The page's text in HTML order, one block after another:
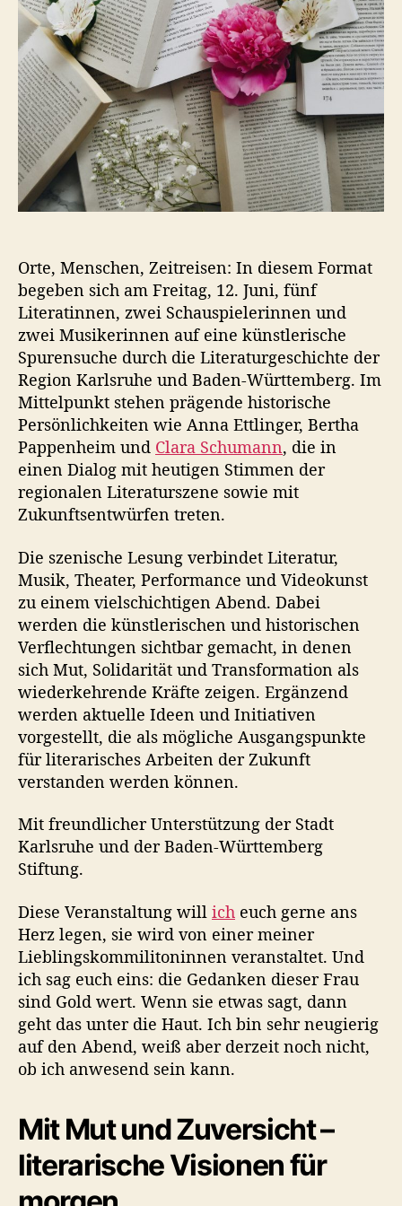
a
t
u
m
K
u
l
t
u
r
a
b
e
n
d
K
a
r
l
r
u
h
e
Orte, Menschen, Zeitreisen: In diesem Format
begeben sich am Freitag, 12. Juni, fünf
Literatinnen, zwei Schauspielerinnen und
zwei Musikerinnen auf eine künstlerische
Spurensuche durch die Literaturgeschichte der
Region Karlsruhe und Baden-Württemberg. Im
Mittelpunkt stehen prägende historische
Persönlichkeiten wie Anna Ettlinger, Bertha
Pappenheim und Clara Schumann, die in
einen Dialog mit heutigen Stimmen der
regionalen Literaturszene sowie mit
Zukunftsentwürfen treten.
Die szenische Lesung verbindet Literatur,
Musik, Theater, Performance und Videokunst
zu einem vielschichtigen Abend. Dabei
werden die künstlerischen und historischen
Verflechtungen sichtbar gemacht, in denen
sich Mut, Solidarität und Transformation als
wiederkehrende Kräfte zeigen. Ergänzend
werden aktuelle Ideen und Initiativen
vorgestellt, die als mögliche Ausgangspunkte
für literarisches Arbeiten der Zukunft
verstanden werden können.
Mit freundlicher Unterstützung der Stadt
Karlsruhe und der Baden-Württemberg
Stiftung.
Diese Veranstaltung will ich euch gerne ans
Herz legen, sie wird von einer meiner
Lieblingskommilitoninnen veranstaltet. Und
ich sag euch eins: die Gedanken dieser Frau
sind Gold wert. Wenn sie etwas sagt, dann
geht das unter die Haut. Ich bin sehr neugierig
auf den Abend, weiß aber derzeit noch nicht,
ob ich anwesend sein kann.
Mit Mut und Zuversicht –
literarische Visionen für